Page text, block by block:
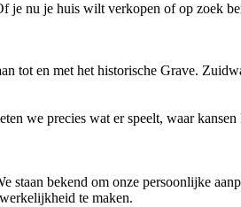
nu je huis wilt verkopen of op zoek
tot en met het historische Grave.
we precies wat er speelt, waar
bekend om onze persoonlijke
te maken.